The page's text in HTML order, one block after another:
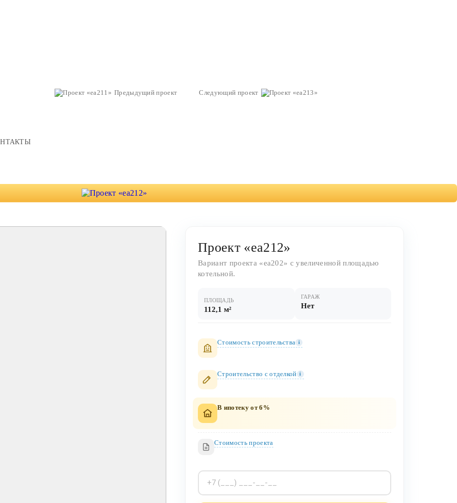
Предыдущий проект Следующий проект
Проект «ea212»
Вариант проекта «ea202» с увеличенной площадью
котельной.
ПЛОЩАДЬ
112,1 м²
ГАРАЖ
Нет
Стоимость строительства i
Строительство c отделкой i
В ипотеку от 6%
Стоимость проекта